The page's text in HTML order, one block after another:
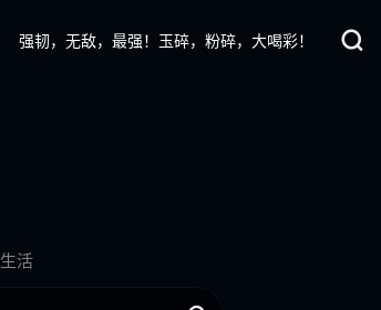
强韧，无敌，最强！玉碎，粉碎，大喝彩！
生活